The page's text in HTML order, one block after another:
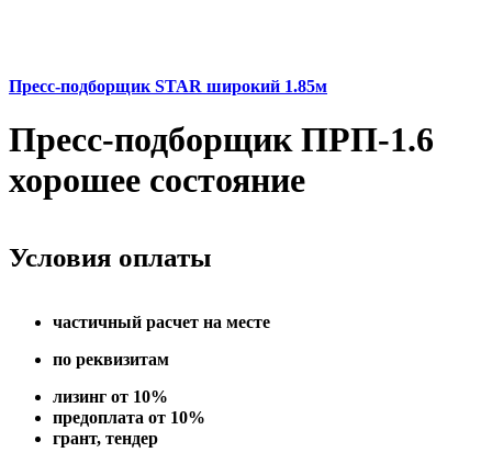
Пресс-подборщик STAR широкий 1.85м
Пресс-подборщик ПРП-1.6
хорошее состояние
Условия оплаты
частичный расчет на месте
по реквизитам
лизинг от 10%
предоплата от 10%
грант, тендер